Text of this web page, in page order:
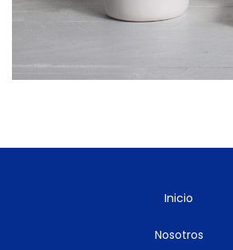
Inicio
Nosotros